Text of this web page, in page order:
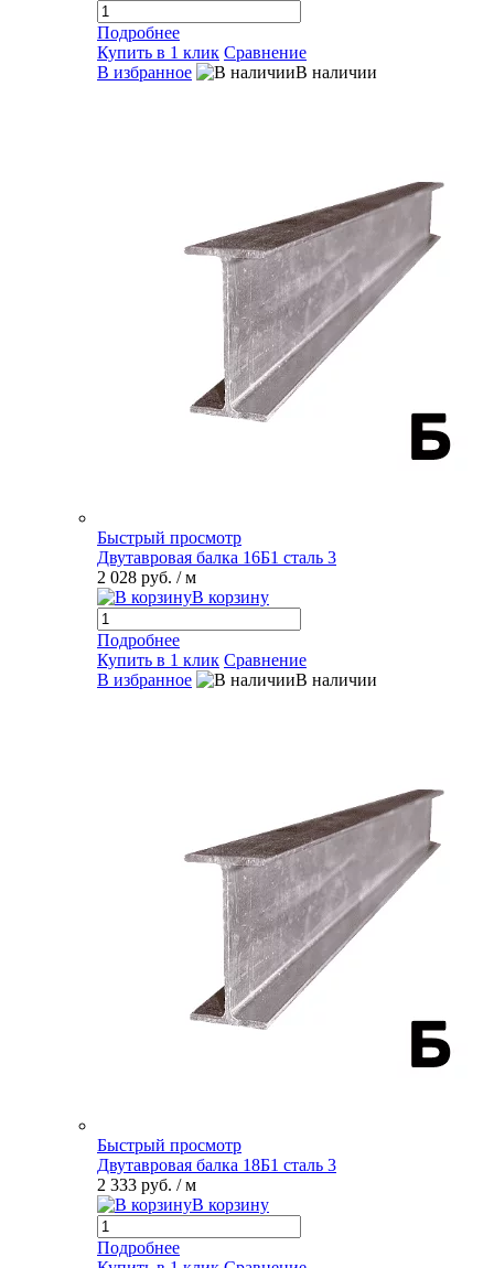
Подробнее
Купить в 1 клик Сравнение
В избранное
В наличии
Быстрый просмотр
Двутавровая балка 16Б1 сталь 3
2 028 руб. / м
В корзину
Подробнее
Купить в 1 клик Сравнение
В избранное
В наличии
Быстрый просмотр
Двутавровая балка 18Б1 сталь 3
2 333 руб. / м
В корзину
Подробнее